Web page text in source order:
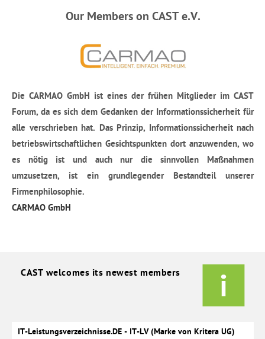
Our Members on CAST e.V.
Die CARMAO GmbH ist eines der frühen Mitglieder im CAST
Forum, da es sich dem Gedanken der Informationssicherheit für
alle verschrieben hat. Das Prinzip, Informationssicherheit nach
betriebswirtschaftlichen Gesichtspunkten dort anzuwenden, wo
es nötig ist und auch nur die sinnvollen Maßnahmen
umzusetzen, ist ein grundlegender Bestandteil unserer
Firmenphilosophie.
CARMAO GmbH
CAST welcomes its newest members
IT-Leistungsverzeichnisse.DE - IT-LV (Marke von Kritera UG)